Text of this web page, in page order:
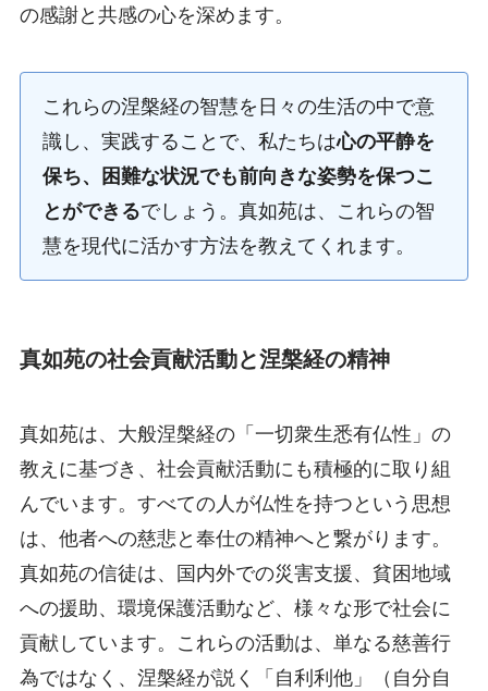
の感謝と共感の心を深めます。
これらの涅槃経の智慧を日々の生活の中で意
識し、実践することで、私たちは心の平静を
保ち、困難な状況でも前向きな姿勢を保つこ
とができるでしょう。真如苑は、これらの智
慧を現代に活かす方法を教えてくれます。
真如苑の社会貢献活動と涅槃経の精神
真如苑は、大般涅槃経の「一切衆生悉有仏性」の
教えに基づき、社会貢献活動にも積極的に取り組
んでいます。すべての人が仏性を持つという思想
は、他者への慈悲と奉仕の精神へと繋がります。
真如苑の信徒は、国内外での災害支援、貧困地域
への援助、環境保護活動など、様々な形で社会に
貢献しています。これらの活動は、単なる慈善行
為ではなく、涅槃経が説く「自利利他」（自分自